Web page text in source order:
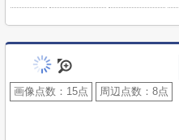
画像点数： 15点 周辺点数： 8点